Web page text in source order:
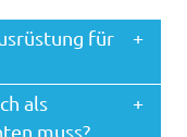
für
als
muss?